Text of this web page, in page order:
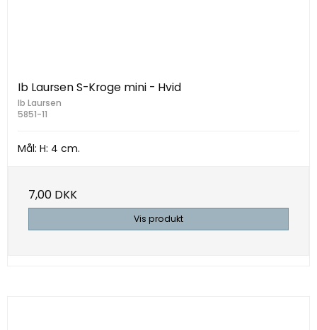
Ib Laursen S-Kroge mini - Hvid
Ib Laursen
5851-11
Mål: H: 4 cm.
7,00 DKK
Vis produkt